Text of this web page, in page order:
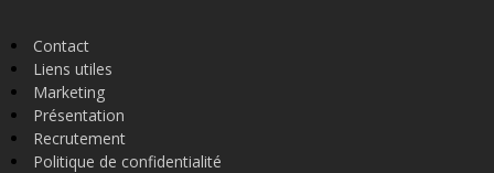
Contact
Liens utiles
Marketing
Présentation
Recrutement
Politique de confidentialité